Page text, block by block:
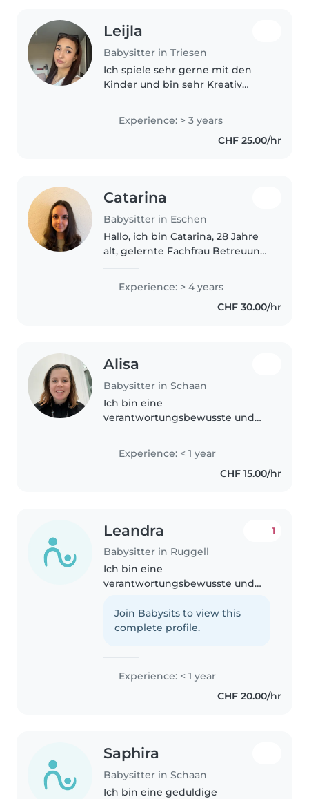
Leijla
Babysitter in Triesen
Ich spiele sehr gerne mit den
Kinder und bin sehr Kreativ
Kochen. Ich werde auch mit den
Kinder Ausflüge planen. Kinder
müssen sich bei mir wohl fühlen
Experience: > 3 years
CHF 25.00/hr
Catarina
Babysitter in Eschen
Hallo, ich bin Catarina, 28 Jahre
alt, gelernte Fachfrau Betreuung
Ausbildung, meine
Berufserfahrung und mein
Familienleben habe ich
Experience: > 4 years
CHF 30.00/hr
Alisa
Babysitter in Schaan
Ich bin eine
verantwortungsbewusste und
aller Altersgruppen spielt und
lernt. Ich spreche Deutsch,
Experience: < 1 year
CHF 15.00/hr
Leandra
Babysitter in Ruggell
1
Ich bin eine
verantwortungsbewusste und
die gerne mit Kindern aller
Altersgruppen arbeitet. Ich bin
Join Babysits to view this
complete profile.
Experience: < 1 year
CHF 20.00/hr
Saphira
Babysitter in Schaan
Ich bin eine geduldige